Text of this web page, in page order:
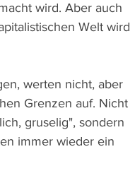
wird. Aber auch
Welt wird
werten nicht, aber
Grenzen auf. Nicht
gruselig", sondern
immer wieder ein